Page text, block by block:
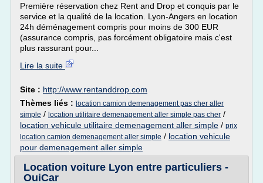
Première réservation chez Rent and Drop et conquis par le
service et la qualité de la location. Lyon-Angers en location
24h déménagement compris pour moins de 300 EUR
(assurance compris, pas forcément obligatoire mais c'est
plus rassurant pour...
Lire la suite
Site : http://www.rentanddrop.com
Thèmes liés : location camion demenagement pas cher aller
simple / location utilitaire demenagement aller simple pas cher /
location vehicule utilitaire demenagement aller simple / prix
location camion demenagement aller simple / location vehicule
pour demenagement aller simple
Location voiture Lyon entre particuliers -
OuiCar